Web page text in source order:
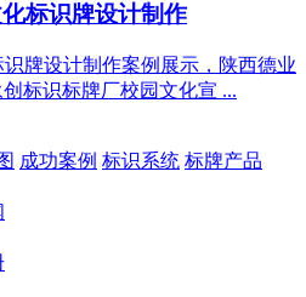
标识牌设计制作
牌设计制作案例展示，陕西德业
标识标牌厂校园文化宣 ...
成功案例 标识系统 标牌产品